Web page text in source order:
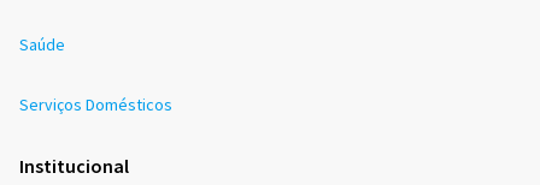
Saúde
Serviços Domésticos
Institucional